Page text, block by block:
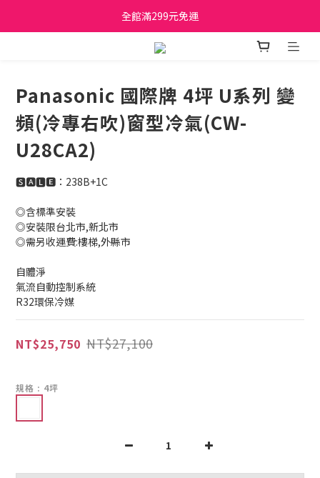
日立家電、國際牌 原廠管制價格 私訊優惠價
全館滿299元免運
日立家電、國際牌 原廠管制價格 私訊優惠價
Panasonic 國際牌 4坪 U系列 變
頻(冷專右吹)窗型冷氣(CW-
U28CA2)
🆂🅰🅻🅴：238B+1C
◎含標準安裝
◎安裝限台北市,新北市
◎需另收運費:樓梯,外縣市
自體淨
氣流自動控制系統
R32環保冷媒
NT$25,750 NT$27,100
規格 : 4坪